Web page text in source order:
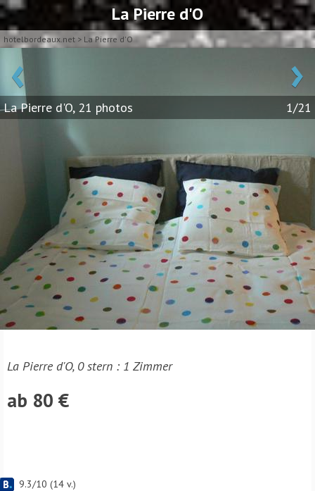
La Pierre d'O
hotelbordeaux.net > La Pierre d'O
‹ ›
La Pierre d'O, 21 photos 1/21
La Pierre d'O, 0 stern : 1 Zimmer
ab 80 €
9.3/10 (14 v.)